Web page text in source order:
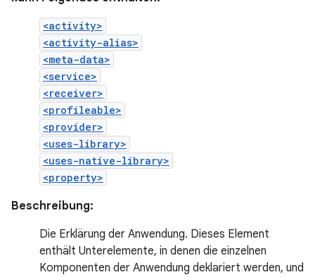
<activity>
<activity-alias>
<meta-data>
<service>
<receiver>
<profileable>
<provider>
<uses-library>
<uses-native-library>
<property>
Beschreibung:
Die Erklärung der Anwendung. Dieses Element
enthält Unterelemente, in denen die einzelnen
Komponenten der Anwendung deklariert werden, und